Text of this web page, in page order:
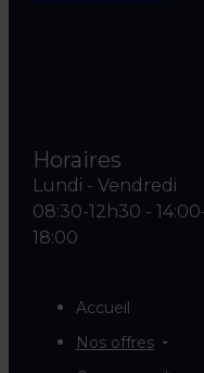
Horaires
Lundi - Vendredi
08:30-12h30 -
18:00
Accueil
Nos offres